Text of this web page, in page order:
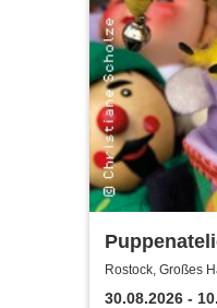
Rostock
Rostock, Großes
30.08.2026 -